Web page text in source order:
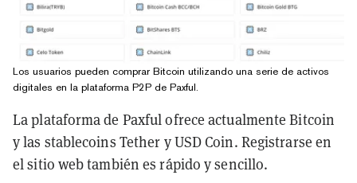
Los usuarios pueden comprar Bitcoin utilizando una serie de activos
digitales en la plataforma P2P de Paxful.
La plataforma de Paxful ofrece actualmente Bitcoin
y las stablecoins Tether y USD Coin. Registrarse en
el sitio web también es rápido y sencillo.